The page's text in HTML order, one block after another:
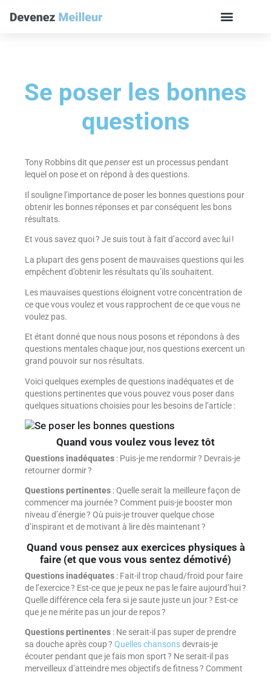
Se poser les bonnes
questions
Tony Robbins dit quepenserest un processus pendant
lequel on pose et on répond à des questions.
Il souligne l’importance de poser les bonnes questions pour
obtenir les bonnes réponses et par conséquent les bons
résultats.
Et vous savez quoi ? Je suis tout à fait d’accord avec lui !
La plupart des gens posent de mauvaises questions qui les
empêchent d’obtenir les résultats qu’ils souhaitent.
Les mauvaises questions éloignent votre concentration de
ce que vous voulez et vous rapprochent de ce que vous ne
voulez pas.
Et étant donné que nous nous posons et répondons à des
questions mentales chaque jour, nos questions exercent un
grand pouvoir sur nos résultats.
Voici quelques exemples de questions inadéquates et de
questions pertinentes que vous pouvez vous poser dans
quelques situations choisies pour les besoins de l’article :
Quand vous voulez vous levez tôt
Questions inadéquates: Puis-je me rendormir ? Devrais-je
retourner dormir ?
Questions pertinentes : Quelle serait la meilleure façon de
commencer ma journée ? Comment puis-je booster mon
niveau d’énergie ? Où puis-je trouver quelque chose
d’inspirant et de motivant à lire dès maintenant ?
Quand vous pensez aux exercices physiques à
faire (et que vous vous sentez démotivé)
Questions inadéquates: Fait-il trop chaud/froid pour faire
de l’exercice ? Est-ce que je peux ne pas le faire aujourd’hui ?
Quelle différence cela fera si je saute juste un jour ? Est-ce
que je ne mérite pas un jour de repos ?
Questions pertinentes: Ne serait-il pas super de prendre
sa douche après coup ? Quelles chansonsdevrais-je
écouter pendant que je fais mon sport ? Ne serait-il pas
merveilleux d’atteindre mes objectifs de fitness ? Comment